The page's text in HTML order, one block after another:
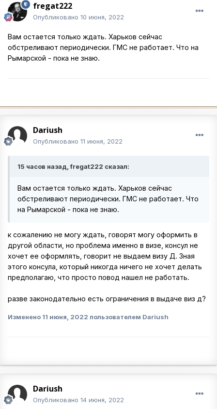
fregat222
Опубликовано 10 июня, 2022
Вам остается только ждать. Харьков сейчас
обстреливают периодически. ГМС не работает. Что на
Рымарской - пока не знаю.
Dariush
Опубликовано 11 июня, 2022
15 часов назад, fregat222 сказал:
Вам остается только ждать. Харьков сейчас
обстреливают периодически. ГМС не работает. Что
на Рымарской - пока не знаю.
к сожалению не могу ждать, говорят могу оформить в
другой области, но проблема именно в визе, консул не
хочет ее оформлять, говорит не выдаем визу Д. Зная
этого консула, который никогда ничего не хочет делать
предполагаю, что просто повод нашел не работать.
разве законодательно есть ограничения в выдаче виз д?
Изменено 11 июня, 2022 пользователем Dariush
Dariush
Опубликовано 14 июня, 2022